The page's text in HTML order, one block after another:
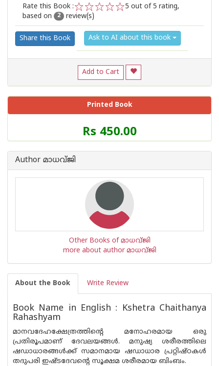
Rate this Book :
2
1
5 out of 5 rating,
based on
2 review(s)
Share this Book Ask to AI about this book
Add to Cart
Printed Book
Price
of
Rs 450.00
Author മാധവ്ജി
Other Books of മാധവ്ജി
more about author മാധവ്ജി
About the Book Write Review
Book Name in English : Kshetra Chaithanya
Rahashyam
മാനവദേഹക്ഷേത്രത്തിന്റെ മനോഹരമായ ഒരു
പ്രതിരൂപമാണ് ദേവലയങ്ങള്‍. മനുഷ്യ ശരീരത്തിലെ
ഷഡാധാരങ്ങള്‍ക്ക് സമാനമായ ഷഡാധാര പ്രറ്റിഷ്ഠകള്‍
തദുപരി ഇഷ്ടദേവന്റെ സൂക്ഷമ ശരീരമായ ബിംബം.